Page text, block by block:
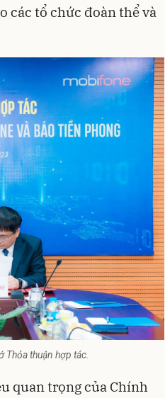
các tổ chức đoàn thể và
Thỏa thuận hợp tác.
quan trọng của Chính